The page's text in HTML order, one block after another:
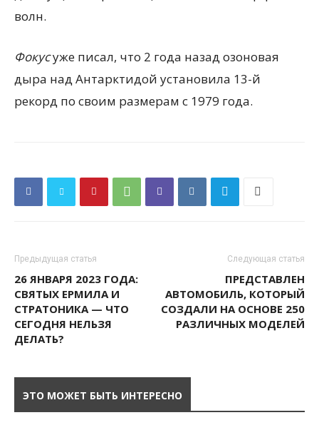
волн.
Фокусуже писал, что 2 года назад озоновая
дыра над Антарктидой установила 13-й
рекорд по своим размерам с 1979 года.
Предыдущая статья
26 ЯНВАРЯ 2023 ГОДА:
СВЯТЫХ ЕРМИЛА И
СТРАТОНИКА — ЧТО
СЕГОДНЯ НЕЛЬЗЯ
ДЕЛАТЬ?
Следующая статья
ПРЕДСТАВЛЕН
АВТОМОБИЛЬ, КОТОРЫЙ
СОЗДАЛИ НА ОСНОВЕ 250
РАЗЛИЧНЫХ МОДЕЛЕЙ
ЭТО МОЖЕТ БЫТЬ ИНТЕРЕСНО